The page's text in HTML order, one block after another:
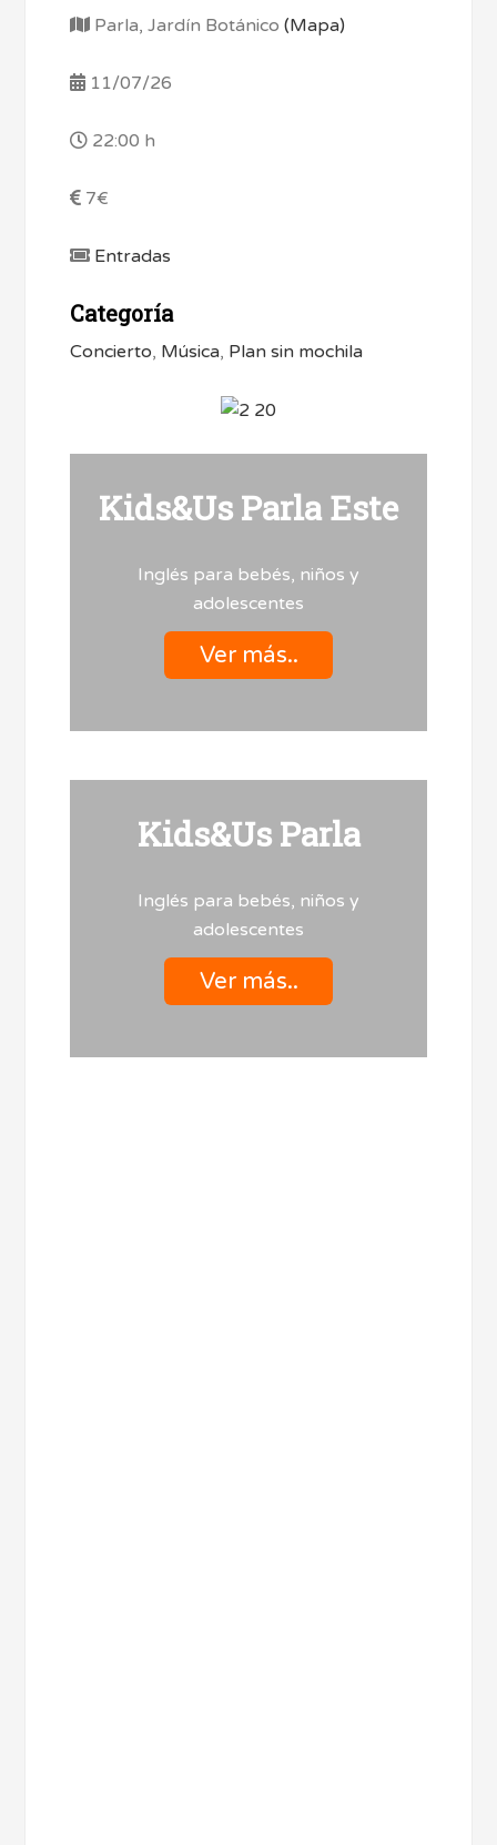
Parla, Jardín Botánico(Mapa)
11/07/26
22:00 h
7€
Entradas
Categoría
Concierto, Música, Plan sin mochila
Kids&Us Parla Este
Inglés para bebés, niños y
adolescentes
Ver más..
Kids&Us Parla
Inglés para bebés, niños y
adolescentes
Ver más..